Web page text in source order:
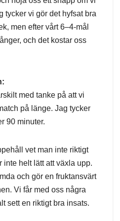
tycker vi gör det hyfsat bra
men efter vårt 6–4-mål
och det kostar oss
med tanke på att vi
på länge. Jag tycker
90 minuter.
vet man inte riktigt
inte helt lätt att växla upp.
och gör en fruktansvärt
Vi får med oss några
sett en riktigt bra insats.